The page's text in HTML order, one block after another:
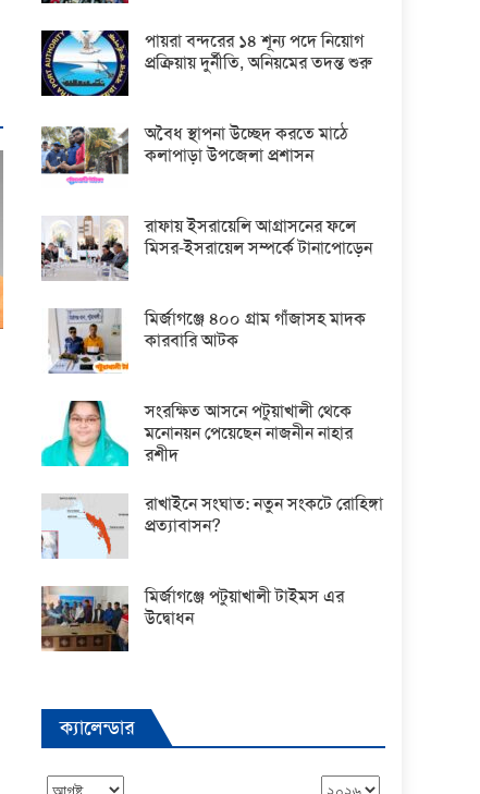
পায়রা বন্দরের ১৪ শূন্য পদে নিয়োগ
প্রক্রিয়ায় দুর্নীতি, অনিয়মের তদন্ত শুরু
অবৈধ স্থাপনা উচ্ছেদ করতে মাঠে
কলাপাড়া উপজেলা প্রশাসন
রাফায় ইসরায়েলি আগ্রাসনের ফলে
মিসর-ইসরায়েল সম্পর্কে টানাপোড়েন
মির্জাগঞ্জে ৪০০ গ্রাম গাঁজাসহ মাদক
কারবারি আটক
সংরক্ষিত আসনে পটুয়াখালী থেকে
মনোনয়ন পেয়েছেন নাজনীন নাহার
রশীদ
রাখাইনে সংঘাত: নতুন সংকটে রোহিঙ্গা
প্রত্যাবাসন?
মির্জাগঞ্জে পটুয়াখালী টাইমস এর
উদ্বোধন
ক্যালেন্ডার